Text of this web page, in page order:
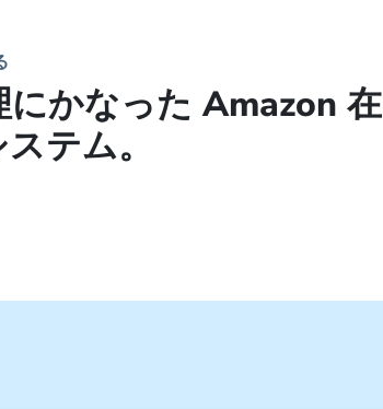
にかなった Amazon 在
テム。